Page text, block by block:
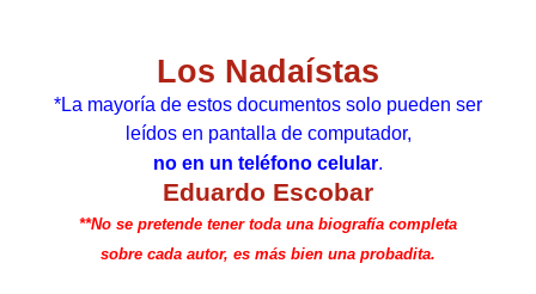
Los Nadaístas
*La mayoría de estos documentos solo pueden ser
leídos en pantalla de computador,
no en un teléfono celular.
Eduardo Escobar
**No se pretende tener toda una biografía completa
sobre cada autor, es más bien una probadita.